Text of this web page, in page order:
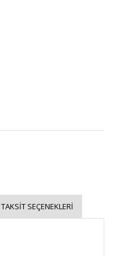
TAKSIT SEÇENEKLERI